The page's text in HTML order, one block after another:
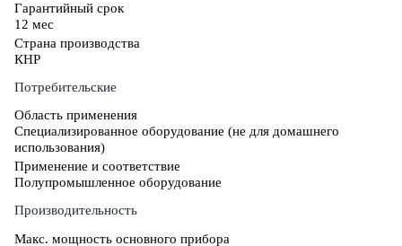
Гарантийный срок
12 мес
Страна производства
КНР
Потребительские
Область применения
Специализированное оборудование (не для домашнего
использования)
Применение и соответствие
Полупромышленное оборудование
Производительность
Макс. мощность основного прибора